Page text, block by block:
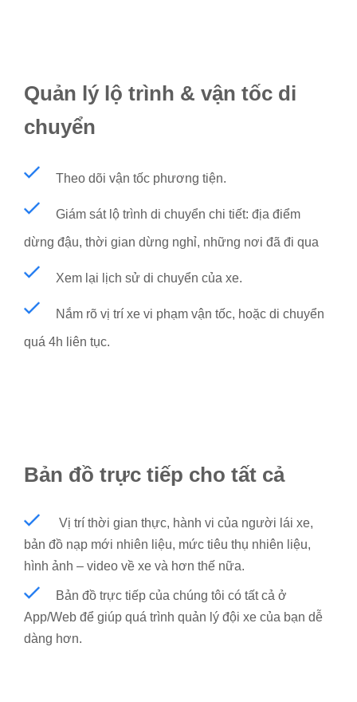
Quản lý lộ trình & vận tốc di
chuyển
Theo dõi vận tốc phương tiện.
Giám sát lộ trình di chuyển chi tiết: địa điểm
dừng đậu, thời gian dừng nghỉ, những nơi đã đi qua
Xem lại lịch sử di chuyển của xe.
Nắm rõ vị trí xe vi phạm vận tốc, hoặc di chuyển
quá 4h liên tục.
Bản đồ trực tiếp cho tất cả
Vị trí thời gian thực, hành vi của người lái xe,
bản đồ nạp mới nhiên liệu, mức tiêu thụ nhiên liệu,
hình ảnh – video về xe và hơn thế nữa.
Bản đồ trực tiếp của chúng tôi có tất cả ở
App/Web để giúp quá trình quản lý đội xe của bạn dễ
dàng hơn.